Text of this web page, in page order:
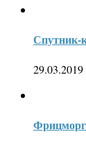
Спутник-
29.03.2019